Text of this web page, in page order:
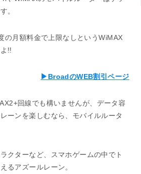
。
の月額料金で上限なしというWiMAX
!!
▶BroadのWEB割引ページ
回線でも構いませんが、データ容
ーンを楽しむなら、モバイルルータ
クターなど、スマホゲームの中でト
るアズールレーン。